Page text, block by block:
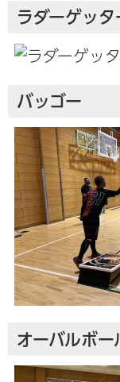
ラダーゲッタ
バッゴー
オーバルボー